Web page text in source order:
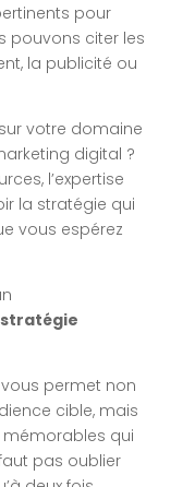
pour
pouvons citer les
la publicité ou
votre domaine
digital ?
l’expertise
la stratégie qui
vous espérez
permet non
cible, mais
mémorables qui
pas oublier